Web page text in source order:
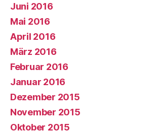
Juni 2016
Mai 2016
April 2016
März 2016
Februar 2016
Januar 2016
Dezember 2015
November 2015
Oktober 2015